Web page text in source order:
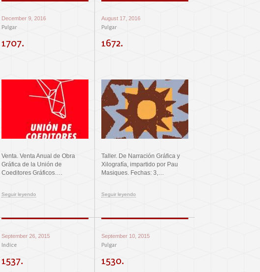
December 9, 2016
Pulgar
1707.
Venta. Venta Anual de Obra
Gráfica de la Unión de
Coeditores Gráficos….
Seguir leyendo
August 17, 2016
Pulgar
1672.
Taller. De Narración Gráfica y
Xilografía, impartido por Pau
Masiques. Fechas: 3,…
Seguir leyendo
September 26, 2015
Indice
1537.
September 10, 2015
Pulgar
1530.